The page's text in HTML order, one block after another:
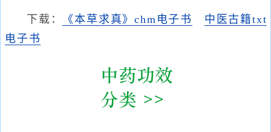
下载： 《本草求真》chm电子书
中医古籍txt
电子书